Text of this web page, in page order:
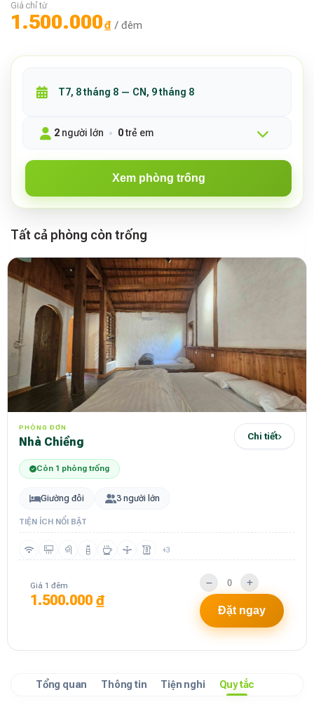
Giá chỉ từ
1.500.000₫ / đêm
2 người lớn 0trẻ em
Xem phòng trống
Tất cả phòng còn trống
PHÒNG ĐƠN
Nhà Chiềng Chi tiết
Còn 1 phòng trống
Giường đôi 3 người lớn
TIỆN ÍCH NỔI BẬT
+3
Giá 1 đêm
1.500.000 ₫
Đặt ngay
Tổng quan Thông tin Tiện nghi Quy tắc